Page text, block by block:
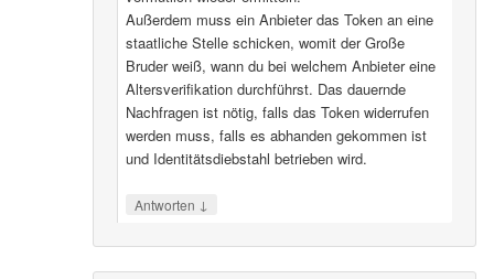
Außerdem muss ein Anbieter das Token an eine
staatliche Stelle schicken, womit der Große
Bruder weiß, wann du bei welchem Anbieter eine
Altersverifikation durchführst. Das dauernde
Nachfragen ist nötig, falls das Token widerrufen
werden muss, falls es abhanden gekommen ist
und Identitätsdiebstahl betrieben wird.
Antworten ↓